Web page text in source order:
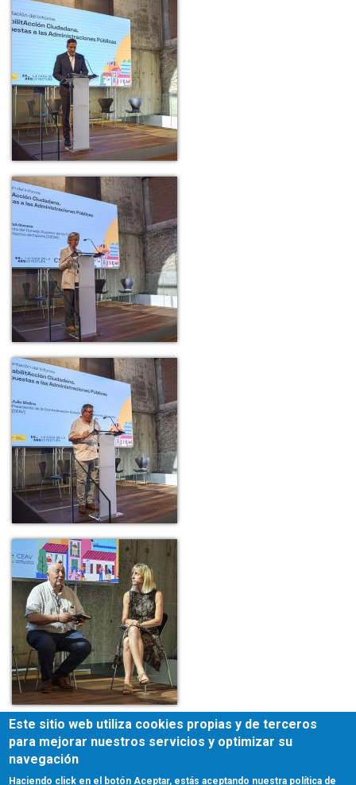
Este sitio web utiliza cookies propias y de terceros
para mejorar nuestros servicios y optimizar su
navegación
Haciendo click en el botón Aceptar, estás aceptando nuestra política de